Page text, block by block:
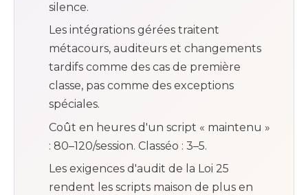
silence.
Les intégrations gérées traitent
métacours, auditeurs et changements
tardifs comme des cas de première
classe, pas comme des exceptions
spéciales.
Coût en heures d'un script « maintenu »
: 80–120/session. Classéo : 3–5.
Les exigences d'audit de la Loi 25
rendent les scripts maison de plus en